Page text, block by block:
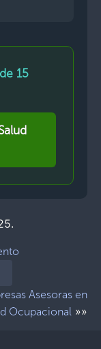
15
Asesoras en
Ocupacional »»